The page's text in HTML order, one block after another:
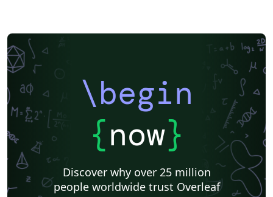
\begin
{now}
Discover why over 25 million
people worldwide trust Overleaf